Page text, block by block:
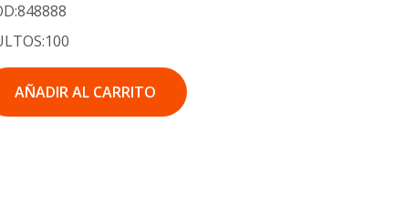
AÑADIR AL CARRITO